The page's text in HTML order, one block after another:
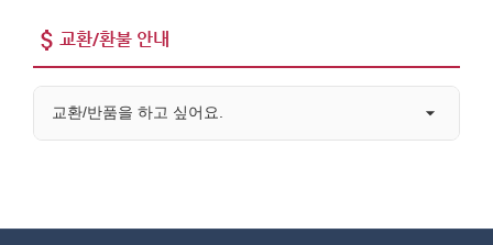
교환/환불 안내
교환/반품을 하고 싶어요.